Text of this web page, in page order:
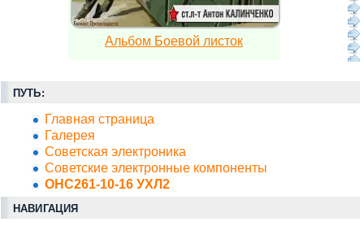
Альбом Боевой листок
ПУТЬ:
Главная страница
Галерея
Советская электроника
Советские электронные компоненты
ОНС261-10-16 УХЛ2
НАВИГАЦИЯ